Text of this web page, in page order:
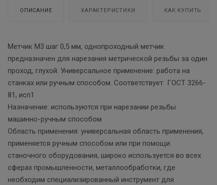
ОПИСАНИЕ ХАРАКТЕРИСТИКИ КАК КУПИТЬ
Метчик М3 шаг 0,5 мм, однопроходный метчик
предназначен для нарезания метрической резьбы за один
проход, глухой. Универсальное применение: работа на
станках или ручным способом. Соответствует ГОСТ 3266-
81, исп1
Назначение: используются при нарезании резьбы
машинно-ручным способом
Область применения: универсальная область применения,
применяется ручным способом или при помощи
станочного оборудования, широко используется во всех
сферах промышленности, металлообработки, где
необходим специализированный инструмент для